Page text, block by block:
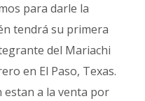
para darle la
tendrá su primera
del Mariachi
en El Paso, Texas.
a la venta por